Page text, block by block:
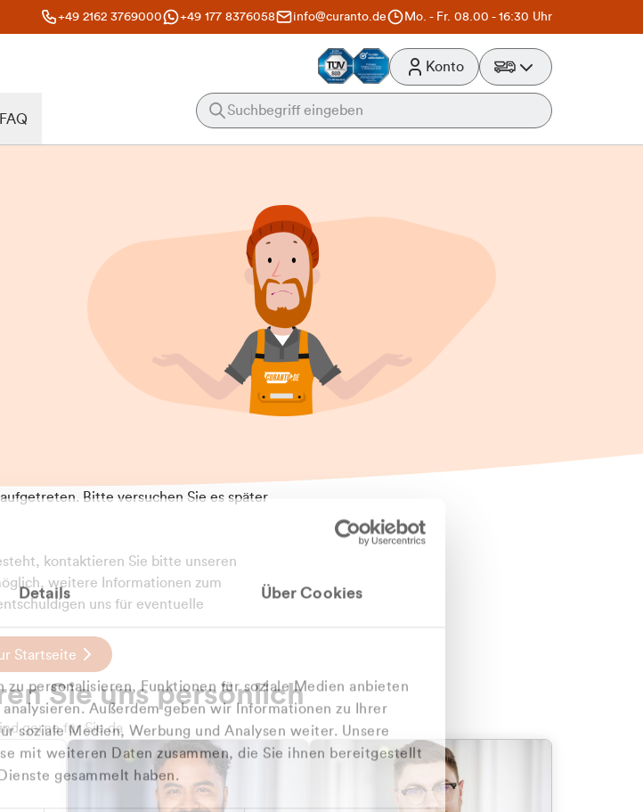
Details Über Cookies
personalisieren, Funktionen für soziale Medien anbieten
Außerdem geben wir Informationen zu Ihrer
soziale Medien, Werbung und Analysen weiter. Unsere
mit weiteren Daten zusammen, die Sie ihnen bereitgestellt
gesammelt haben.
+49 2162 3769000 +49 177 8376058 info@curanto.de Mo. - Fr. 08.00 - 16:30 Uhr
Konto
Bitte versuchen Sie es später
kontaktieren Sie bitte unseren
weitere Informationen zum
uns für eventuelle
Startseite
Sie uns persönlich
gerne für Sie da